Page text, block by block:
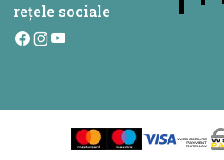
rețele sociale